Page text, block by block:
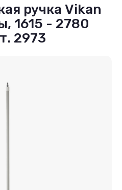
ручка Vikan
1615 - 2780
2973